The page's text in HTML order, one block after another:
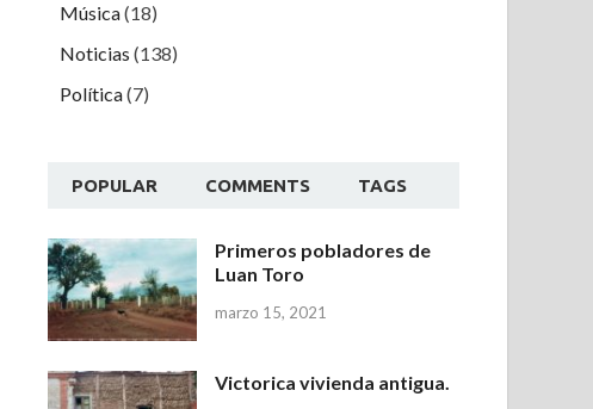
Música(18)
Noticias (138)
Política(7)
POPULAR COMMENTS TAGS
Primeros pobladores de
Luan Toro
marzo 15, 2021
Victorica vivienda antigua.